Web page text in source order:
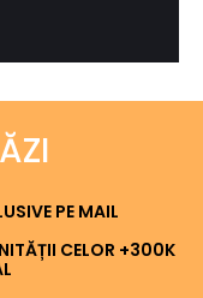
PE MAIL
CELOR +300K